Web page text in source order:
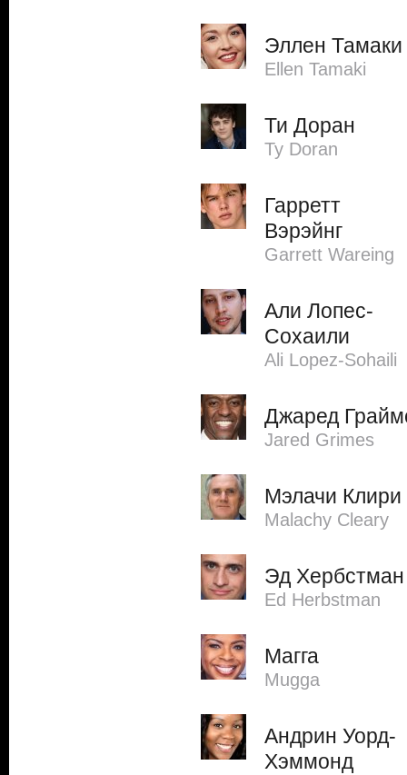
Эллен Тамаки
Ellen Tamaki
Ти Доран
Ty Doran
Гарретт
Вэрэйнг
Garrett Wareing
Али Лопес-
Сохаили
Ali Lopez-Sohaili
Джаред
Jared Grimes
Мэлачи Клири
Malachy Cleary
Эд Хербстман
Ed Herbstman
Магга
Mugga
Андрин Уорд-
Хэммонд